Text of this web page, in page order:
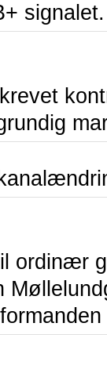
signalet.
ordinær